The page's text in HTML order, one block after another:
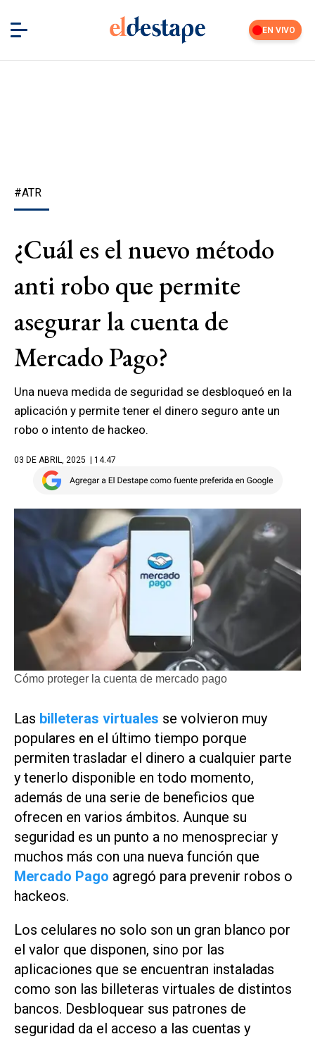
EN VIVO
#ATR
¿Cuál es el nuevo método
anti robo que permite
asegurar la cuenta de
Mercado Pago?
Una nueva medida de seguridad se desbloqueó en la
aplicación y permite tener el dinero seguro ante un
robo o intento de hackeo.
03 DE ABRIL, 2025 | 14.47
Cómo proteger la cuenta de mercado pago
Las billeteras virtuales se volvieron muy
populares en el último tiempo porque
permiten trasladar el dinero a cualquier parte
y tenerlo disponible en todo momento,
además de una serie de beneficios que
ofrecen en varios ámbitos. Aunque su
seguridad es un punto a no menospreciar y
muchos más con una nueva función que
Mercado Pago agregó para prevenir robos o
hackeos.
Los celulares no solo son un gran blanco por
el valor que disponen, sino por las
aplicaciones que se encuentran instaladas
como son las billeteras virtuales de distintos
bancos. Desbloquear sus patrones de
seguridad da el acceso a las cuentas y